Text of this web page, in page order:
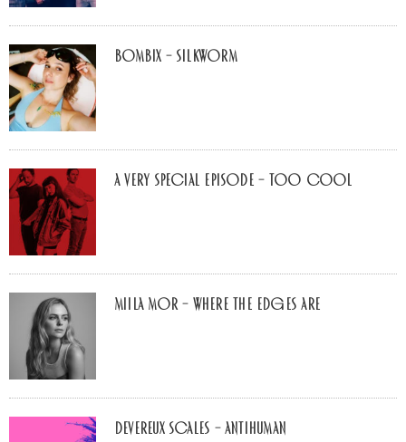
Bombix – Silkworm
A Very Special Episode – Too Cool
Miila Mor – Where The Edges Are
Devereux Scales – Antihuman